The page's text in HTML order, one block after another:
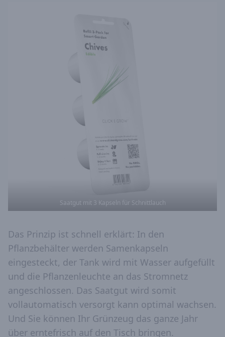
Saatgut mit 3 Kapseln für Schnittlauch
Das Prinzip ist schnell erklärt: In den
Pflanzbehälter werden Samenkapseln
eingesteckt, der Tank wird mit Wasser aufgefüllt
und die Pflanzenleuchte an das Stromnetz
angeschlossen. Das Saatgut wird somit
vollautomatisch versorgt kann optimal wachsen.
Und Sie können Ihr Grünzeug das ganze Jahr
über erntefrisch auf den Tisch bringen.